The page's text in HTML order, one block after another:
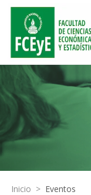
Inicio > Eventos